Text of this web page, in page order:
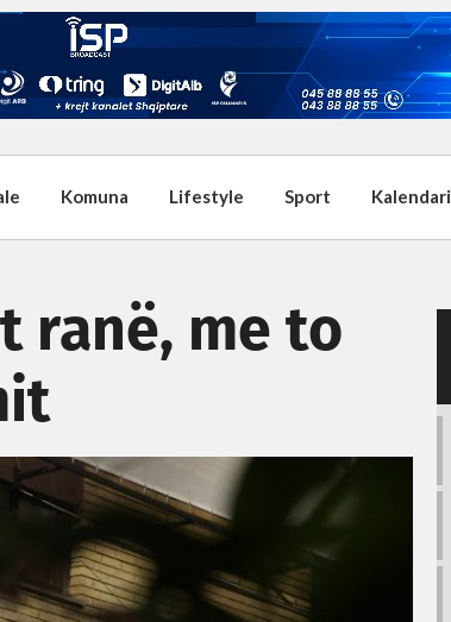
Komuna Lifestyle Sport Kalendari
ranë, me to